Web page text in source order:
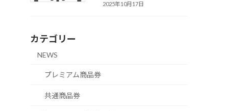
2025年10月17日
カテゴリー
NEWS
プレミアム商品券
共通商品券